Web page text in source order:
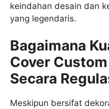
keindahan desain dan
yang legendaris.
Bagaimana
Cover
Secara
Meskipun bersifat